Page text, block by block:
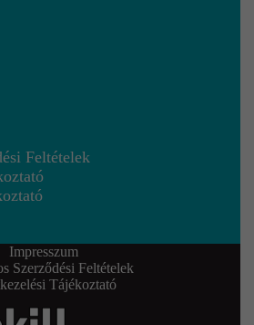
Feltételek
Impresszum
Szerződési Feltételek
Tájékoztató